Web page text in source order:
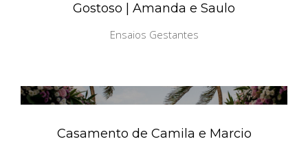
Gostoso | Amanda e Saulo
Ensaios Gestantes
Casamento de Camila e Marcio